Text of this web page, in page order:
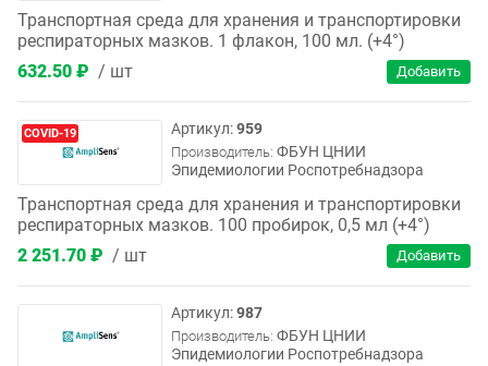
Транспортная среда для хранения и транспортировки
респираторных мазков. 1 флакон, 100 мл. (+4°)
632.50 ₽
шт
COVID-19 959
Производитель:ФБУН ЦНИИ
Эпидемиологии Роспотребнадзора
Транспортная среда для хранения и транспортировки
респираторных мазков. 100 пробирок, 0,5 мл (+4°)
2 251.70 ₽
шт
987
Производитель:ФБУН ЦНИИ
Эпидемиологии Роспотребнадзора